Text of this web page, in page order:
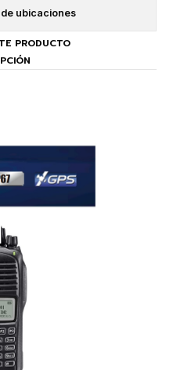
ubicaciones
PRODUCTO